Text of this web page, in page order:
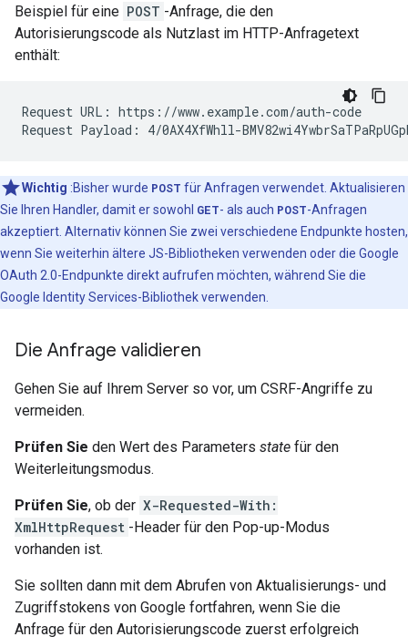
Beispiel für eine POST -Anfrage, die den
Autorisierungscode als Nutzlast im HTTP-Anfragetext
enthält:
Request URL: https://www.example.com/auth-code
Wichtig :Bisher wurde POST für Anfragen verwendet. Aktualisieren
Sie Ihren Handler, damit er sowohl GET- als auch POST-Anfragen
akzeptiert. Alternativ können Sie zwei verschiedene Endpunkte hosten,
wenn Sie weiterhin ältere JS-Bibliotheken verwenden oder die Google
OAuth 2.0-Endpunkte direkt aufrufen möchten, während Sie die
Google Identity Services-Bibliothek verwenden.
Die Anfrage validieren
Gehen Sie auf Ihrem Server so vor, um CSRF-Angriffe zu
vermeiden.
Prüfen Sie den Wert des Parameters state für den
Weiterleitungsmodus.
Prüfen Sie, ob der X-Requested-With:
XmlHttpRequest -Header für den Pop-up-Modus
vorhanden ist.
Sie sollten dann mit dem Abrufen von Aktualisierungs- und
Zugriffstokens von Google fortfahren, wenn Sie die
Anfrage für den Autorisierungscode zuerst erfolgreich